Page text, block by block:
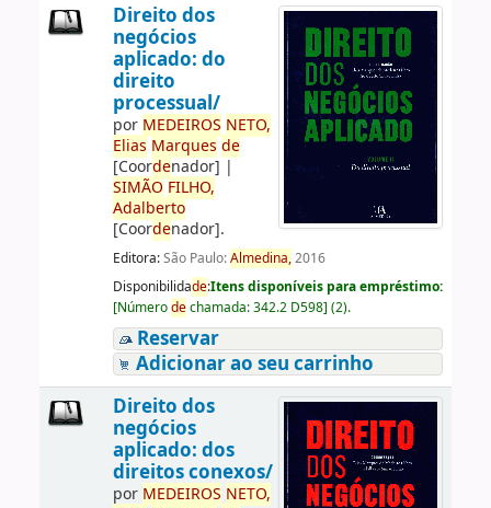
Direito dos
negócios
aplicado: do
direito
processual/
por MEDEIROS NETO,
Elias Marques de
[Coordenador] |
SIMÃO FILHO,
Adalberto
[Coordenador].
Editora:São Paulo:Almedina,2016
Disponibilidade:Itens disponíveis para empréstimo:
[Númerodechamada:342.2 D598] (2).
Reservar
Adicionar ao seu carrinho
Direito dos
negócios
aplicado: dos
direitos conexos/
por MEDEIROS NETO,